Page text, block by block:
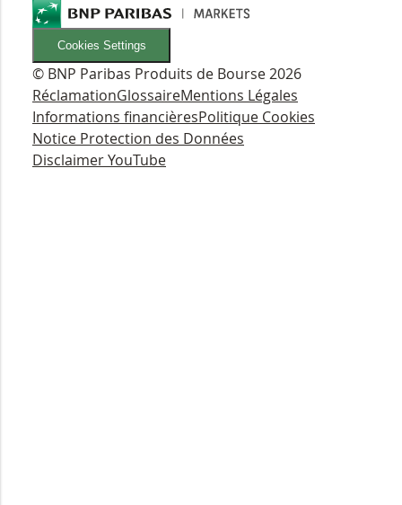
Cookies Settings
© BNP Paribas Produits de Bourse 2026
RéclamationGlossaireMentions Légales
Informations financièresPolitique Cookies
Notice Protection des Données
Disclaimer YouTube